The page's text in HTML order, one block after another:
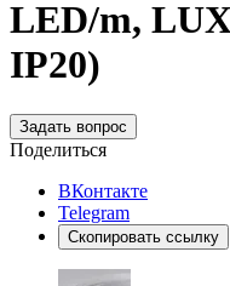
LED/m,
IP20)
Задать вопрос
Поделиться
ВКонтакте
Telegram
Скопировать ссылку